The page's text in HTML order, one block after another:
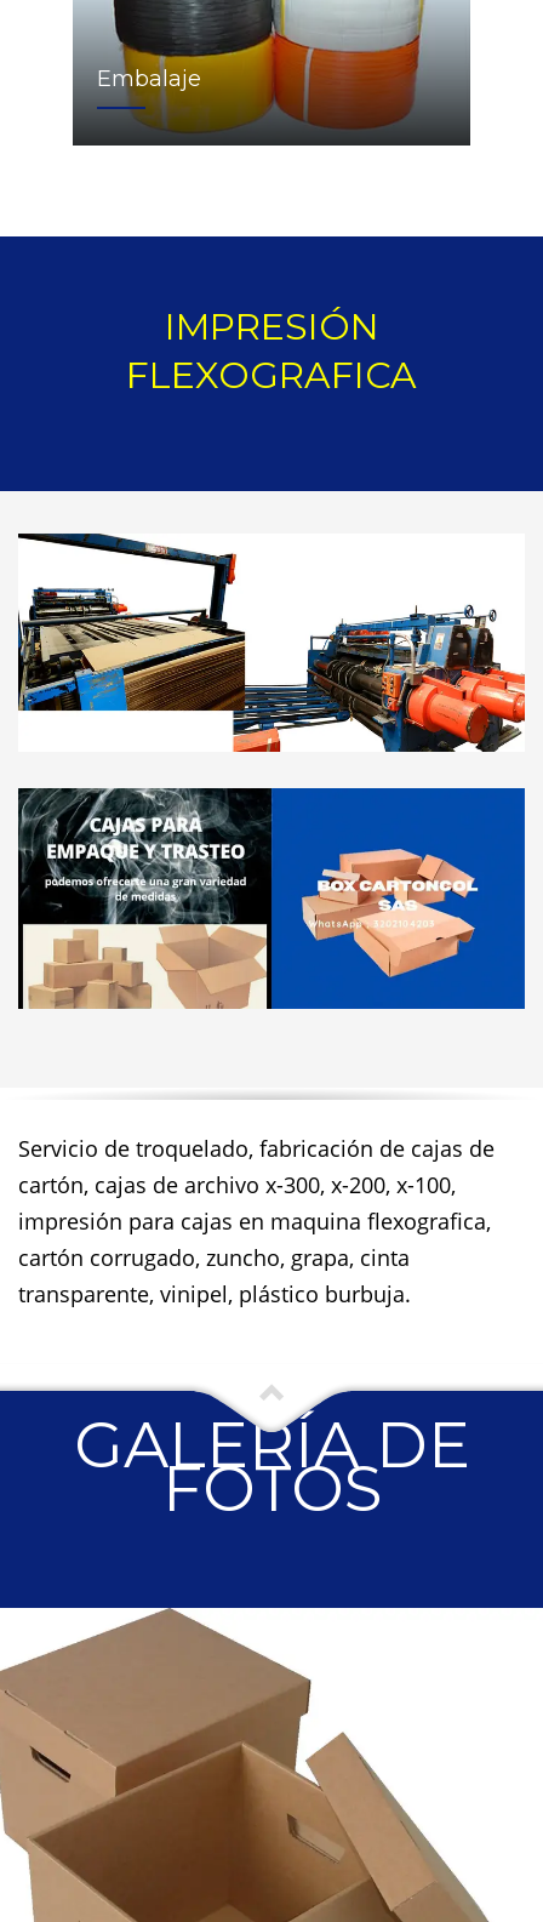
Embalaje
IMPRESIÓN
FLEXOGRAFICA
Servicio de troquelado, fabricación de cajas de
cartón, cajas de archivo x-300, x-200, x-100,
impresión para cajas en maquina flexografica,
cartón corrugado, zuncho, grapa, cinta
transparente, vinipel, plástico burbuja.
GALERÍA DE
FOTOS